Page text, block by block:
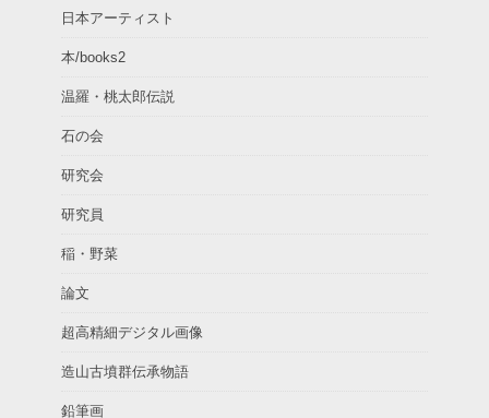
日本アーティスト
本/books2
温羅・桃太郎伝説
石の会
研究会
研究員
稲・野菜
論文
超高精細デジタル画像
造山古墳群伝承物語
鉛筆画